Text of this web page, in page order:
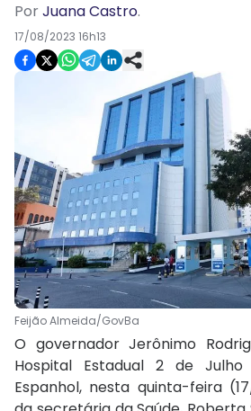
PorJuana Castro.
17/08/2023 16h13
Feijão Almeida/GovBa
O governador Jerônimo
Hospital Estadual 2 de
Espanhol, nesta quinta-feira